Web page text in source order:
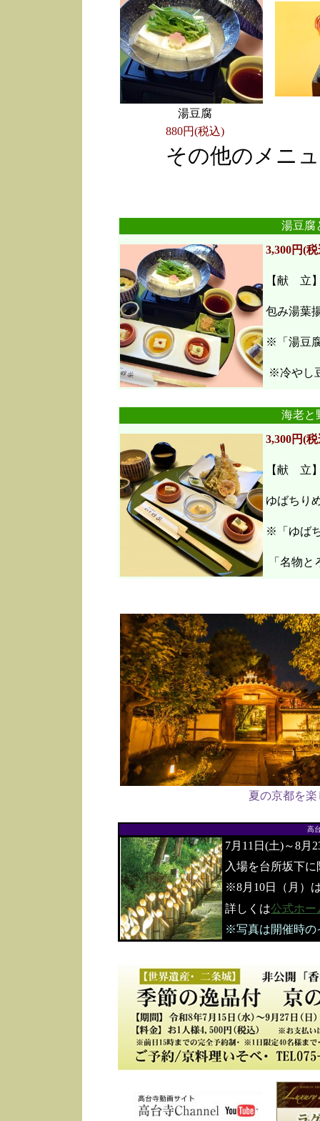
湯豆腐
880円(税込)
その他のメニ
湯豆腐
3,300円(
【献 立
包み湯葉
※「湯豆
※冷やし
海老
3,300円(
【献 立
ゆばちり
※「ゆば
「名物と
夏の京都を
高
7月11日(土)～8月
入場を台所坂下
※8月10日（月）
詳しくは公式ホー
※写真は開催時の